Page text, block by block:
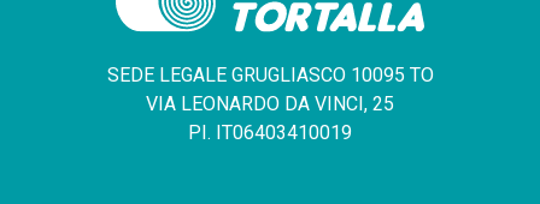
SEDE LEGALE GRUGLIASCO 10095 TO
VIA LEONARDO DA VINCI, 25
PI. IT06403410019